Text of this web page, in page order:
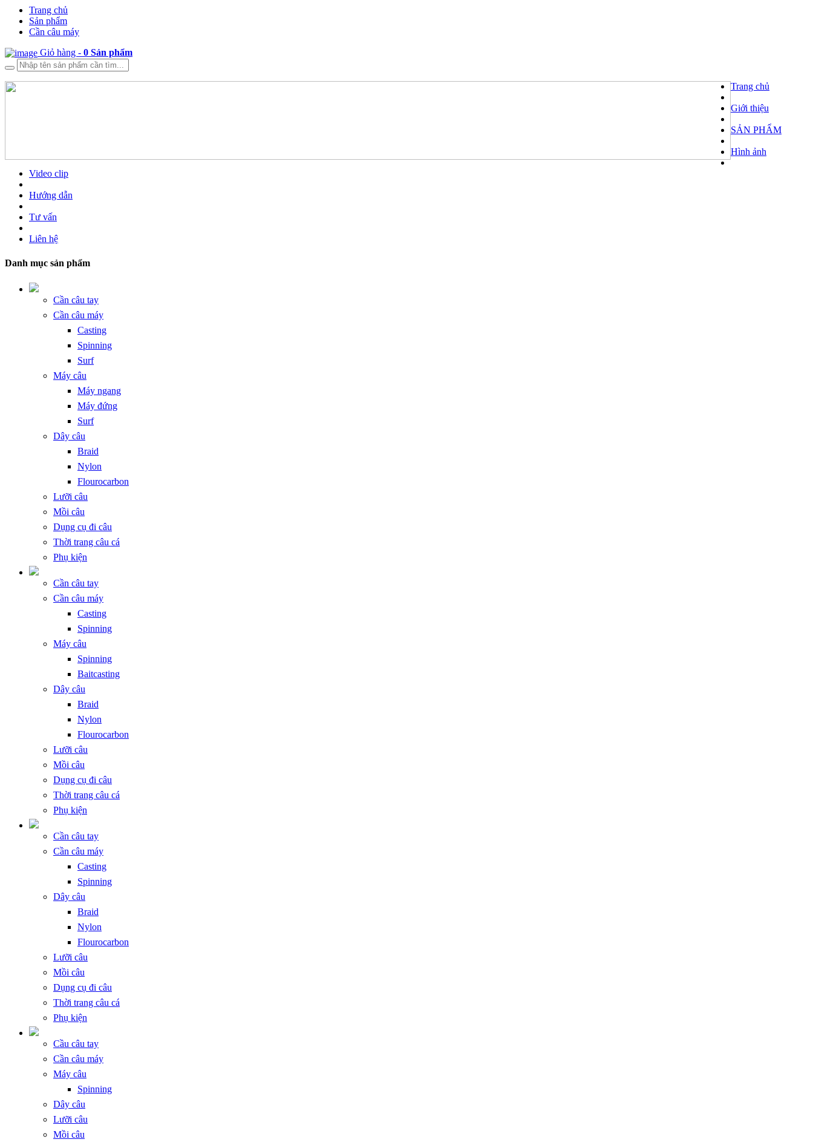
Trang chủ
Sản phẩm
Cần câu máy
Giỏ hàng - 0 Sản phẩm
Trang chủ
Giới thiệu
SẢN PHẨM
Hình ảnh
Video clip
Hướng dẫn
Tư vấn
Liên hệ
Danh mục sản phẩm
Cần câu tay
Cần câu máy
Casting
Spinning
Surf
Máy câu
Máy ngang
Máy đứng
Surf
Dây câu
Braid
Nylon
Flourocarbon
Lưỡi câu
Mồi câu
Dụng cụ đi câu
Thời trang câu cá
Phụ kiện
Cần câu tay
Cần câu máy
Casting
Spinning
Máy câu
Spinning
Baitcasting
Dây câu
Braid
Nylon
Flourocarbon
Lưỡi câu
Mồi câu
Dụng cụ đi câu
Thời trang câu cá
Phụ kiện
Cần câu tay
Cần câu máy
Casting
Spinning
Dây câu
Braid
Nylon
Flourocarbon
Lưỡi câu
Mồi câu
Dụng cụ đi câu
Thời trang câu cá
Phụ kiện
Cầu câu tay
Cần câu máy
Máy câu
Spinning
Dây câu
Lưỡi câu
Mồi câu